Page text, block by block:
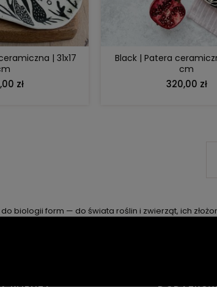
| 31x17
zł
Black | Patera
cm
320,00 zł
do biologii form — do świata roślin i zwierząt, ich
KLIENTA